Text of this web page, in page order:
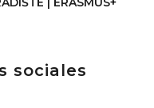
sociales